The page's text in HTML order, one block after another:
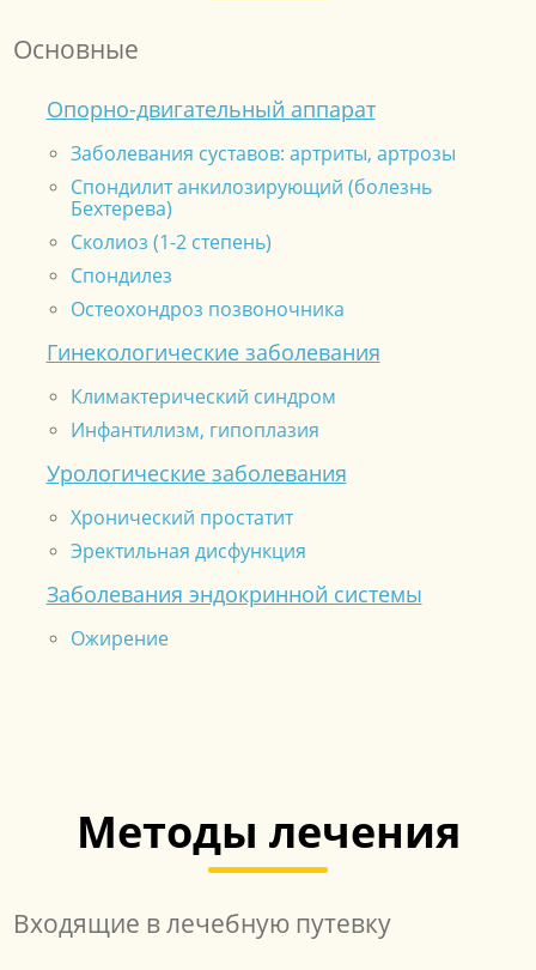
Основные
Опорно-двигательный аппарат
Заболевания суставов: артриты, артрозы
Спондилит анкилозирующий (болезнь
Бехтерева)
Сколиоз (1-2 степень)
Спондилез
Остеохондроз позвоночника
Гинекологические заболевания
Климактерический синдром
Инфантилизм, гипоплазия
Урологические заболевания
Хронический простатит
Эректильная дисфункция
Заболевания эндокринной системы
Ожирение
Методы лечения
Входящие в лечебную путевку